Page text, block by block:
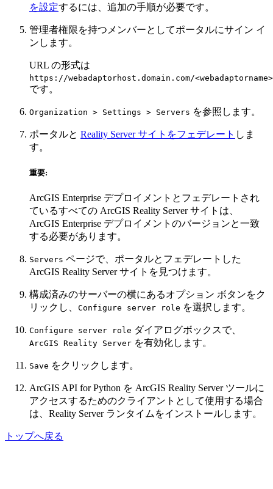
を設定するには、追加の手順が必要です。
管理者権限を持つメンバーとしてポータルにサイン イ
ンします。
URL の形式は
https://webadaptorhost.domain.com/
です。
Organization > Settings > Servers を参照します。
ポータルと Reality Server サイトをフェデレート しま
す。
重要:
ArcGIS Enterprise デプロイメントとフェデレートされ
ているすべての ArcGIS Reality Server サイトは、
ArcGIS Enterprise デプロイメントのバージョンと一致
する必要があります。
Servers ページで、ポータルとフェデレートした
ArcGIS Reality Server サイトを見つけます。
構成済みのサーバーの横にあるオプション ボタンをク
リックし、 Configure server role を選択します。
Configure server role ダイアログボックスで、
ArcGIS Reality Server を有効化します。
Save をクリックします。
ArcGIS API for Python を ArcGIS Reality Server ツールに
アクセスするためのクライアントとして使用する場合
は、Reality Server ランタイムをインストールします。
トップへ戻る